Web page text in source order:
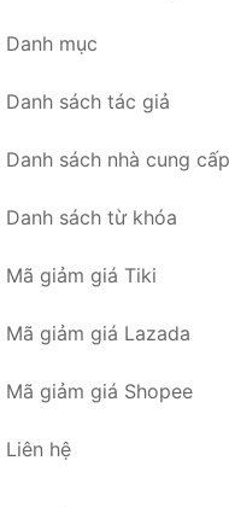
Danh mục
Danh sách tác giả
Danh sách nhà cung cấp
Danh sách từ khóa
Mã giảm giá Tiki
Mã giảm giá Lazada
Mã giảm giá Shopee
Liên hệ